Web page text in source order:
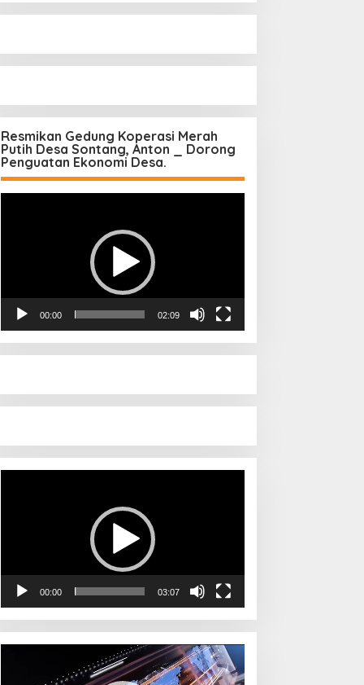
Resmikan Gedung Koperasi Merah
Putih Desa Sontang, Anton _ Dorong
Penguatan Ekonomi Desa.
00:00 02:09
00:00 03:07